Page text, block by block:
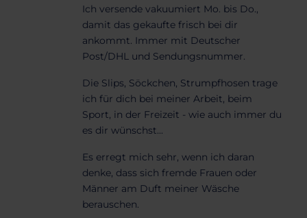
Ich versende vakuumiert Mo. bis Do.,
damit das gekaufte frisch bei dir
ankommt. Immer mit Deutscher
Post/DHL und Sendungsnummer.
Die Slips, Söckchen, Strumpfhosen trage
ich für dich bei meiner Arbeit, beim
Sport, in der Freizeit - wie auch immer du
es dir wünschst...
Es erregt mich sehr, wenn ich daran
denke, dass sich fremde Frauen oder
Männer am Duft meiner Wäsche
berauschen.